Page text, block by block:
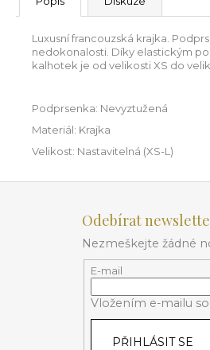
Luxusní francouzská krajka.
nedokonalosti. Díky elastickým
kalhotek je od velikosti XS do
Podprsenka: Nevyztužená
Materiál: Krajka
Velikost: Nastavitelná (XS-L)
Odebírat
Nezmeškejte žádné
E-mail
Vložením e-mailu
PŘIHLÁSIT SE